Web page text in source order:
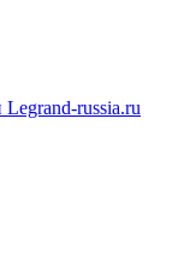
russia.ru